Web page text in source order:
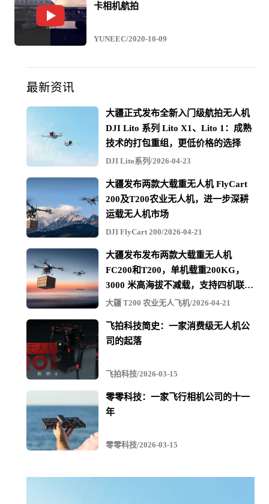
卡相机航拍
YUNEEC/2020-10-09
最新资讯
大疆正式发布全新入门级航拍无人机
DJI Lito 系列 Lito X1、Lito 1：成熟
技术的打包重组，更低价格的选择
DJI Lito系列/2026-04-23
大疆发布两款大载重无人机 FlyCart
200及T200农业无人机，进一步深耕
运载无人机市场
DJI FlyCart 200/2026-04-21
大疆发布发布两款大载重无人机
FC200和T200，单机载重200KG，
3000 米高海拔不减载，支持四机联吊
最多600KG
大疆 T200 农业无人飞机/2026-04-21
飞拍科技简史：一家消费级无人机公
司的起落
飞拍科技/2026-03-15
零零科技：一家飞行相机公司的十一
年
零零科技/2026-03-15